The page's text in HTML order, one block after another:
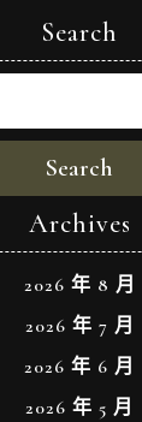
Search
Search
Archives
2026 年 8 月
2026 年 7 月
2026 年 6 月
2026 年 5 月